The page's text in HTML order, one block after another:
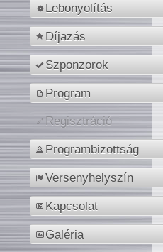
Lebonyolítás
Díjazás
Szponzorok
Program
Regisztráció
Programbizottság
Versenyhelyszín
Kapcsolat
Galéria